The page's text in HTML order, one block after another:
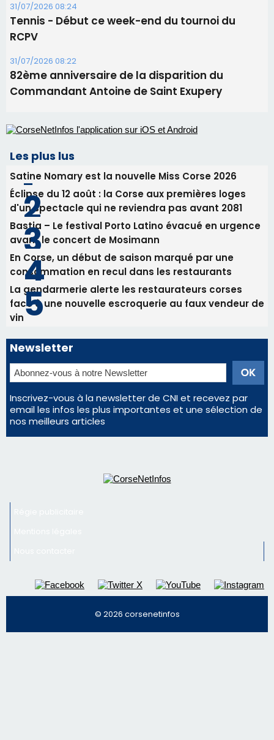
31/07/2026 08:24
Tennis - Début ce week-end du tournoi du
RCPV
31/07/2026 08:22
82ème anniversaire de la disparition du
Commandant Antoine de Saint Exupery
Les plus lus
Satine Nomary est la nouvelle Miss Corse 2026
Éclipse du 12 août : la Corse aux premières loges
d'un spectacle qui ne reviendra pas avant 2081
Bastia – Le festival Porto Latino évacué en urgence
avant le concert de Mosimann
En Corse, un début de saison marqué par une
consommation en recul dans les restaurants
La gendarmerie alerte les restaurateurs corses
face à une nouvelle escroquerie au faux vendeur de
vin
Newsletter
Inscrivez-vous à la newsletter de CNI et recevez par
email les infos les plus importantes et une sélection de
nos meilleurs articles
© 2026 corsenetinfos